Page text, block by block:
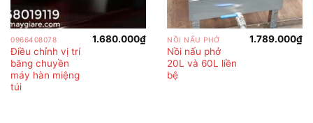
0966408078
Điều chỉnh vị trí
băng chuyền
máy hàn miệng
túi
1.680.000₫ NỒI NẤU PHỞ
Nồi nấu phở
20L và 60L liền
bệ
1.789.000₫